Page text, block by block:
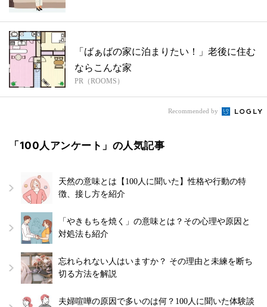
「ばぁばの家に泊まりたい！」老後に住む
ならこんな家
PR（ROOMS）
Recommended by
「100人アンケート」の人気記事
天然の意味とは【100人に聞いた】性格や行動の特
徴、接し方を紹介
「やきもちを焼く」の意味とは？その心理や原因と
対処法も紹介
忘れられない人はいますか？ その理由と未練を断ち
切る方法を解説
夫婦喧嘩の原因で多いのは何？100人に聞いた体験談